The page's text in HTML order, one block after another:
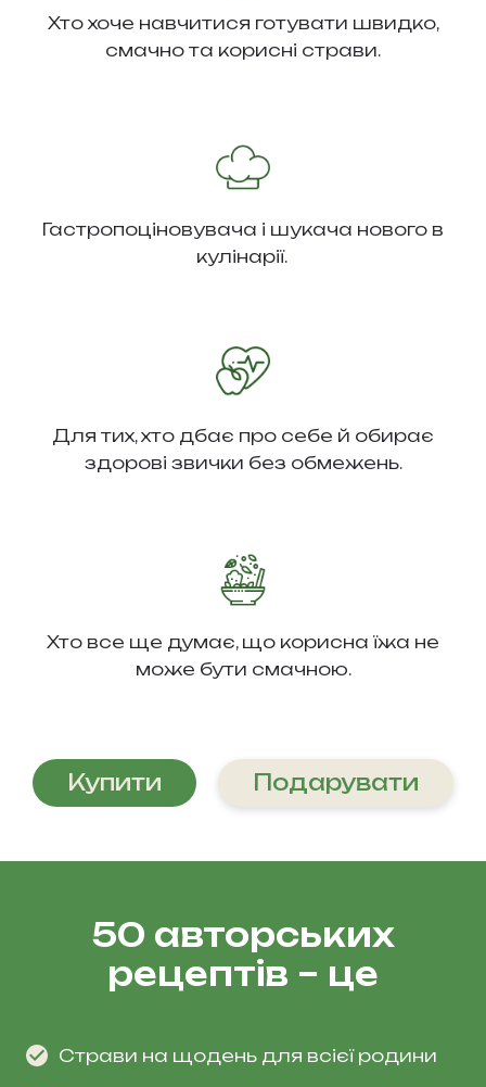
Хто хоче навчитися готувати швидко,
смачно та корисні страви.
Гастропоціновувача і шукача нового в
кулінарії.
Для тих, хто дбає про себе й обирає
здорові звички без обмежень.
Хто все ще думає, що корисна їжа не
може бути смачною.
Купити Подарувати
50 авторських
рецептів – це
Страви на щодень для всієї родини